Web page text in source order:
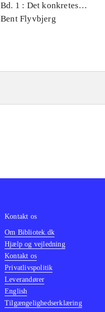
Bd. 1 : Det konkretes
videnskab
Bent Flyvbjerg
Kontakt os
Om Bibliotek.dk
Hjælp og vejledning
Kontakt os
Privatlivspolitik
Leverandører
English
Tilgængelighedserklæring